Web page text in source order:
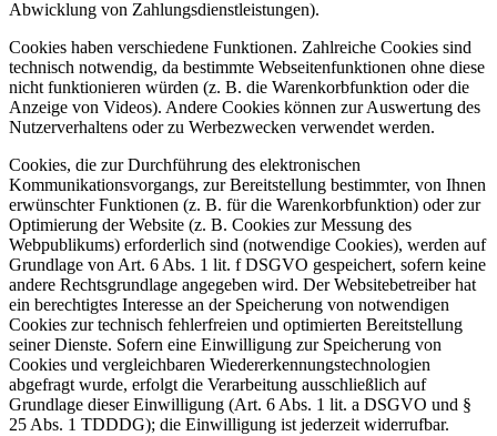
Abwicklung von Zahlungsdienstleistungen).
Cookies haben verschiedene Funktionen. Zahlreiche Cookies sind
technisch notwendig, da bestimmte Webseitenfunktionen ohne diese
nicht funktionieren würden (z. B. die Warenkorbfunktion oder die
Anzeige von Videos). Andere Cookies können zur Auswertung des
Nutzerverhaltens oder zu Werbezwecken verwendet werden.
Cookies, die zur Durchführung des elektronischen
Kommunikationsvorgangs, zur Bereitstellung bestimmter, von Ihnen
erwünschter Funktionen (z. B. für die Warenkorbfunktion) oder zur
Optimierung der Website (z. B. Cookies zur Messung des
Webpublikums) erforderlich sind (notwendige Cookies), werden auf
Grundlage von Art. 6 Abs. 1 lit. f DSGVO gespeichert, sofern keine
andere Rechtsgrundlage angegeben wird. Der Websitebetreiber hat
ein berechtigtes Interesse an der Speicherung von notwendigen
Cookies zur technisch fehlerfreien und optimierten Bereitstellung
seiner Dienste. Sofern eine Einwilligung zur Speicherung von
Cookies und vergleichbaren Wiedererkennungstechnologien
abgefragt wurde, erfolgt die Verarbeitung ausschließlich auf
Grundlage dieser Einwilligung (Art. 6 Abs. 1 lit. a DSGVO und §
25 Abs. 1 TDDDG); die Einwilligung ist jederzeit widerrufbar.